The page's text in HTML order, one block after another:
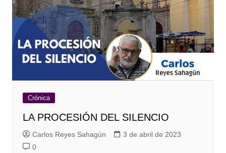
Crónica
LA PROCESIÓN DEL SILENCIO
Carlos Reyes Sahagún
3 de abril de 2023
0